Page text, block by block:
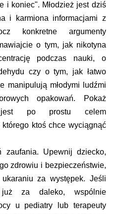
i koniec". Młodzież jest dziś
i karmiona informacjami z
konkretne argumenty
o tym, jak nikotyna
podczas nauki, o
czy o tym, jak łatwo
manipulują młodymi ludźmi
opakowań. Pokaż
po prostu celem
którego ktoś chce wyciągnąć
zaufania. Upewnij dziecko,
zdrowiu i bezpieczeństwie,
za występek. Jeśli
już za daleko, wspólnie
u pediatry lub terapeuty